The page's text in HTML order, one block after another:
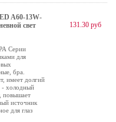
A60-13W-
свет
Серии
для
бра.
имеет долгий
- холодный
повышает
источник
для глаз
131.30 руб